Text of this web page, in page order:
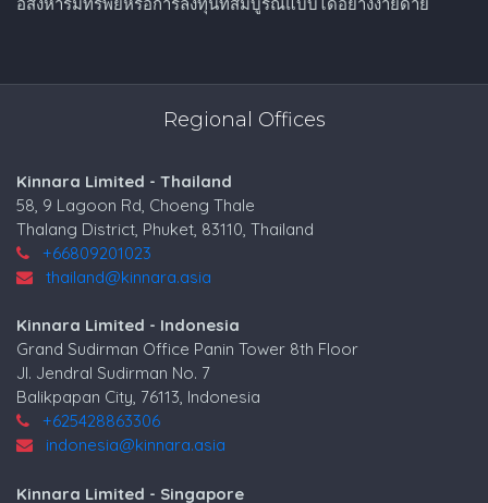
Regional Offices
Kinnara Limited - Thailand
58, 9 Lagoon Rd, Choeng Thale
Thalang District, Phuket, 83110, Thailand
+66809201023
thailand@kinnara.asia
Kinnara Limited - Indonesia
Grand Sudirman Office Panin Tower 8th Floor
Jl. Jendral Sudirman No. 7
Balikpapan City, 76113, Indonesia
+625428863306
indonesia@kinnara.asia
Kinnara Limited - Singapore